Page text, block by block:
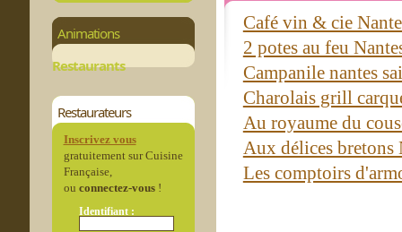
Animations
Restaurants
Restaurateurs
Inscrivez vous
gratuitement sur Cuisine
Française,
ou connectez-vous!
Identifiant :
Café vin & cie
2 potes au feu
Campanile nantes
Charolais grill
Au royaume du
Aux délices bretons
Les comptoirs